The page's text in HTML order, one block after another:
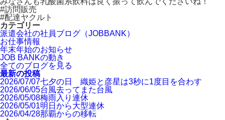
#訪問販売
#配達ヤクルト
カテゴリー
派遣会社の社員ブログ（JOBBANK）
お仕事情報
年末年始のお知らせ
JOB BANKの動き
全てのブログを見る
最新の投稿
2026/07/07七夕の日 織姫と彦星は3秒に1度目を合わす
2026/06/05台風去ってまた台風
2026/05/08梅雨入り連休
2026/05/01明日から大型連休
2026/04/28那覇からの移転